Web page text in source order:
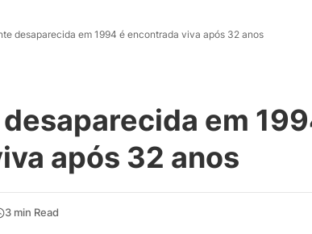
desaparecida em 1994 é encontrada viva após 32 anos
em
após 32 anos
3 min Read